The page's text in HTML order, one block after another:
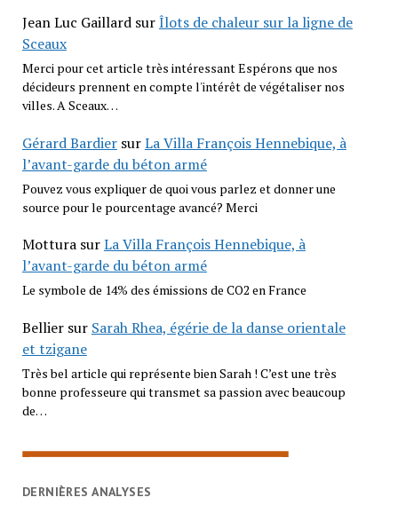
Jean Luc GaillardsurÎlots de chaleur sur la ligne de
Sceaux
Merci pour cet article très intéressant Espérons que nos
décideurs prennent en compte l'intérêt de végétaliser nos
villes. A Sceaux…
Gérard BardiersurLa Villa François Hennebique, à
l’avant-garde du béton armé
Pouvez vous expliquer de quoi vous parlez et donner une
source pour le pourcentage avancé? Merci
MotturasurLa Villa François Hennebique, à
l’avant-garde du béton armé
Le symbole de 14% des émissions de CO2 en France
Belliersur Sarah Rhea, égérie de la danse orientale
et tzigane
Très bel article qui représente bien Sarah ! C’est une très
bonne professeure qui transmet sa passion avec beaucoup
de…
DERNIÈRES ANALYSES